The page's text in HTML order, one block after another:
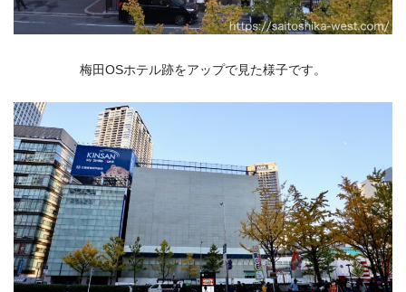
梅田OSホテル跡をアップで見た様子です。